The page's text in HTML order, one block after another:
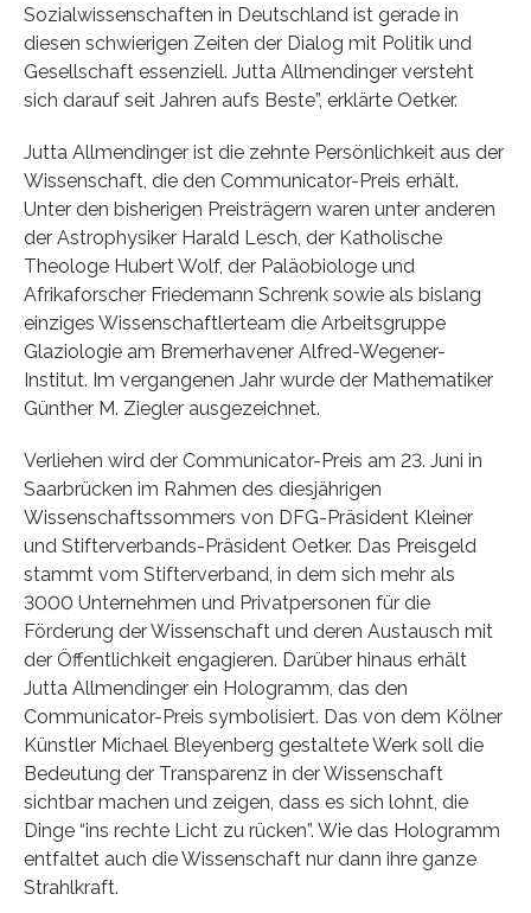
Sozialwissenschaften in Deutschland ist gerade in
diesen schwierigen Zeiten der Dialog mit Politik und
Gesellschaft essenziell. Jutta Allmendinger versteht
sich darauf seit Jahren aufs Beste”, erklärte Oetker.
Jutta Allmendinger ist die zehnte Persönlichkeit aus der
Wissenschaft, die den Communicator-Preis erhält.
Unter den bisherigen Preisträgern waren unter anderen
der Astrophysiker Harald Lesch, der Katholische
Theologe Hubert Wolf, der Paläobiologe und
Afrikaforscher Friedemann Schrenk sowie als bislang
einziges Wissenschaftlerteam die Arbeitsgruppe
Glaziologie am Bremerhavener Alfred-Wegener-
Institut. Im vergangenen Jahr wurde der Mathematiker
Günther M. Ziegler ausgezeichnet.
Verliehen wird der Communicator-Preis am 23. Juni in
Saarbrücken im Rahmen des diesjährigen
Wissenschaftssommers von DFG-Präsident Kleiner
und Stifterverbands-Präsident Oetker. Das Preisgeld
stammt vom Stifterverband, in dem sich mehr als
3000 Unternehmen und Privatpersonen für die
Förderung der Wissenschaft und deren Austausch mit
der Öffentlichkeit engagieren. Darüber hinaus erhält
Jutta Allmendinger ein Hologramm, das den
Communicator-Preis symbolisiert. Das von dem Kölner
Künstler Michael Bleyenberg gestaltete Werk soll die
Bedeutung der Transparenz in der Wissenschaft
sichtbar machen und zeigen, dass es sich lohnt, die
Dinge “ins rechte Licht zu rücken”. Wie das Hologramm
entfaltet auch die Wissenschaft nur dann ihre ganze
Strahlkraft.